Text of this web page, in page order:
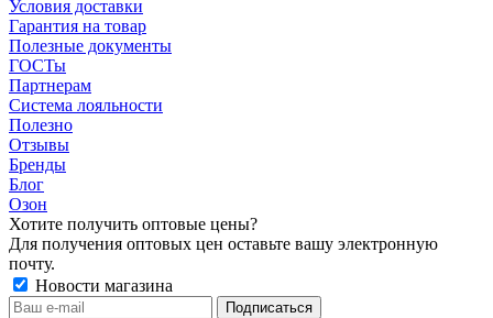
Условия доставки
Гарантия на товар
Полезные документы
ГОСТы
Партнерам
Система лояльности
Полезно
Отзывы
Бренды
Блог
Озон
Хотите получить оптовые цены?
Для получения оптовых цен оставьте вашу электронную
почту.
Новости магазина